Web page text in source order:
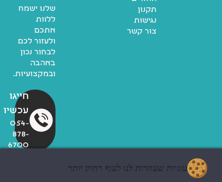
תקנון
נגישות
צור קשר
שלנו ישמח
ללוות
אתכם
ולעזור לכם
לבחור נכון
באהבה
ובמקצועיות.
חייגו
עכשיו
054-
878-
6700
עוגיות שעוזרות לנו לעוף רחוק יותר